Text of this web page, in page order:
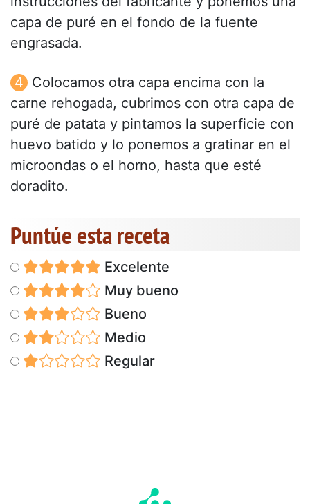
capa de puré en el fondo de la fuente
engrasada.
Colocamos otra capa encima con la
carne rehogada, cubrimos con otra capa de
puré de patata y pintamos la superficie con
huevo batido y lo ponemos a gratinar en el
microondas o el horno, hasta que esté
doradito.
Puntúe esta receta
Excelente
Muy bueno
Bueno
Medio
Regular